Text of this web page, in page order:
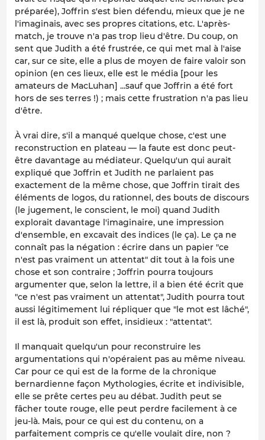
préparée), Joffrin s'est bien défendu, mieux que je ne
l'imaginais, avec ses propres citations, etc. L'après-
match, je trouve n'a pas trop lieu d'être. Du coup, on
sent que Judith a été frustrée, ce qui met mal à l'aise
car, sur ce site, elle a plus de moyen de faire valoir son
opinion (en ces lieux, elle est le média [pour les
amateurs de MacLuhan] ...sauf que Joffrin a été fort
hors de ses terres !) ; mais cette frustration n'a pas lieu
d'être.
À vrai dire, s'il a manqué quelque chose, c'est une
reconstruction en plateau — la faute est donc peut-
être davantage au médiateur. Quelqu'un qui aurait
expliqué que Joffrin et Judith ne parlaient pas
exactement de la même chose, que Joffrin tirait des
éléments de logos, du rationnel, des bouts de discours
(le jugement, le conscient, le moi) quand Judith
explorait davantage l'imaginaire, une impression
d'ensemble, en excavait des indices (le ça). Le ça ne
connaît pas la négation : écrire dans un papier "ce
n'est pas vraiment un attentat" dit tout à la fois une
chose et son contraire ; Joffrin pourra toujours
argumenter que, selon la lettre, il a bien été écrit que
"ce n'est pas vraiment un attentat", Judith pourra tout
aussi légitimement lui répliquer que "le mot est lâché",
il est là, produit son effet, insidieux : "attentat".
Il manquait quelqu'un pour reconstruire les
argumentations qui n'opéraient pas au même niveau.
Car pour ce qui est de la forme de la chronique
bernardienne façon Mythologies, écrite et indivisible,
elle se prête certes peu au débat. Judith peut se
fâcher toute rouge, elle peut perdre facilement à ce
jeu-là. Mais, pour ce qui est du contenu, on a
parfaitement compris ce qu'elle voulait dire, non ?